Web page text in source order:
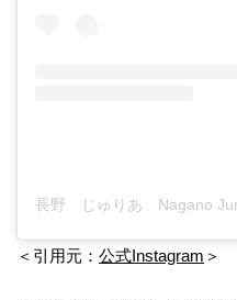
＜引用元： 公式Instagram ＞